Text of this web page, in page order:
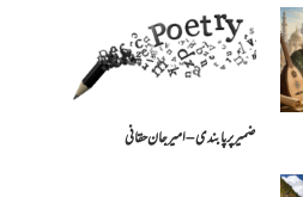
ضمیر پر پابندی – امیرجان حقانی